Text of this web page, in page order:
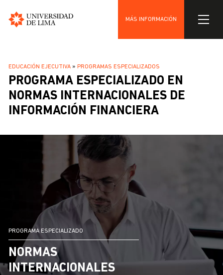
contenido
principal
MÁS INFORMACIÓN
SOBRESCRIBIR
ENLACES
DE
AYUDA
LA
EDUCACIÓN EJECUTIVA PROGRAMAS ESPECIALIZADOS
PROGRAMA ESPECIALIZADO EN
NORMAS INTERNACIONALES DE
INFORMACIÓN FINANCIERA
PROGRAMA ESPECIALIZADO
NORMAS
INTERNACIONALES